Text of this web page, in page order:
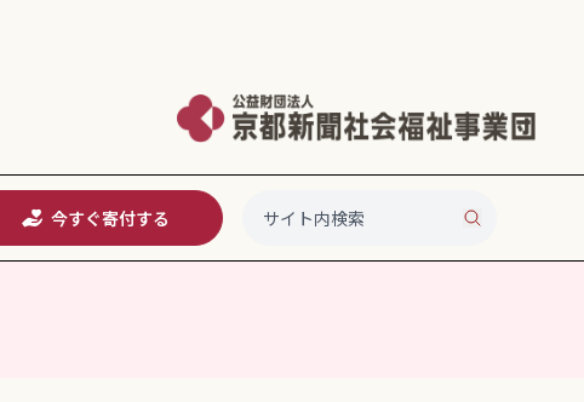
今すぐ寄付する